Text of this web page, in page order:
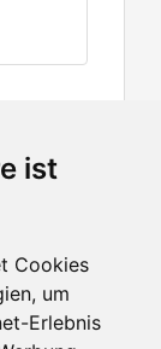
ist
Cookies
um
Erlebnis